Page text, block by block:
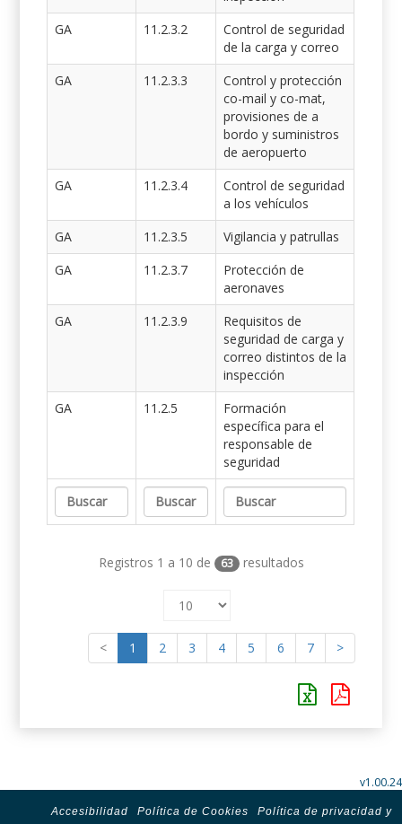
GA
11.2.3.2
Control de seguridad
de la carga y correo
GA
11.2.3.3
Control y protección
co-mail y co-mat,
provisiones de a
bordo y suministros
de aeropuerto
GA
11.2.3.4
Control de seguridad
a los vehículos
GA
11.2.3.5
Vigilancia y patrullas
GA
11.2.3.7
Protección de
aeronaves
GA
11.2.3.9
Requisitos de
seguridad de carga y
correo distintos de la
inspección
GA
11.2.5
Formación
específica para el
responsable de
seguridad
Registros 1 a 10 de 63 resultados
< 1 2 3 4 5 6 7 >
v1.00.24
Accesibilidad Política de Cookies
Política de privacidad y